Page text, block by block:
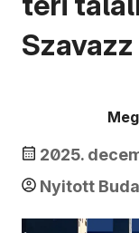
2025.
Nyitott